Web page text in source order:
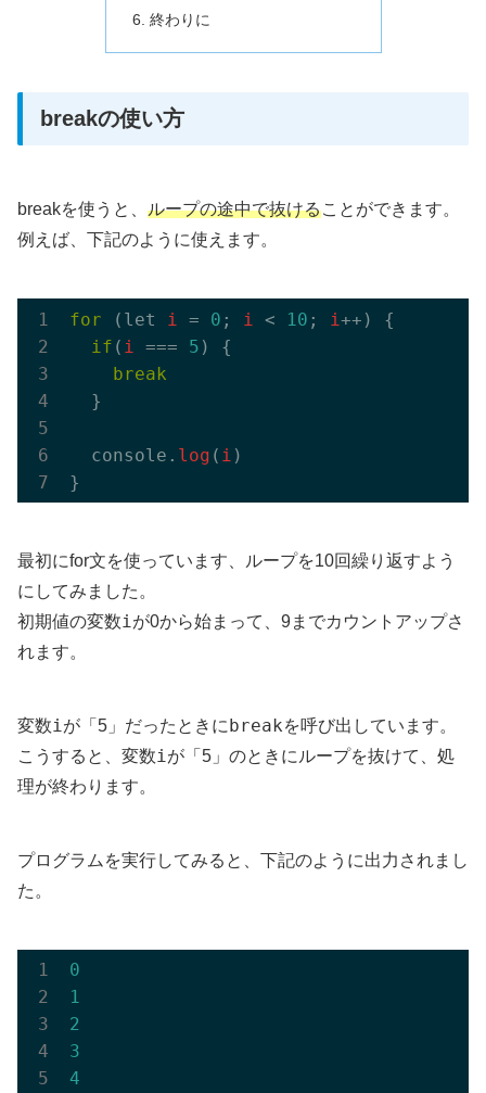
終わりに
breakの使い方
breakを使うと、 ループの途中で抜けることができます。
例えば、下記のように使えます。
for (let i = 0 ; i < 10 ; i ++) {
if ( i === 5 ) {
break
  }
  console.
log ( i )
最初にfor文を使っています、ループを10回繰り返すよう
にしてみました。
初期値の変数iが0から始まって、9までカウントアップさ
れます。
変数iが「5」だったときにbreakを呼び出しています。
こうすると、変数iが「5」のときにループを抜けて、処
理が終わります。
プログラムを実行してみると、下記のように出力されまし
た。
0
1
2
3
4